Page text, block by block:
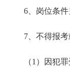
6、岗位条件
7、不得报
（1）因犯